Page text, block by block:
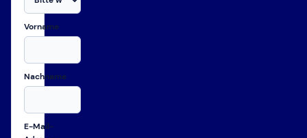
Vorname
Nachname
E-Mail-